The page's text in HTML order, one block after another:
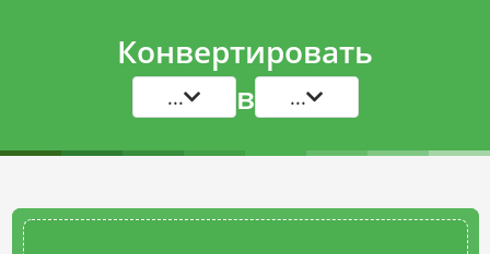
Конвертировать
... в ...